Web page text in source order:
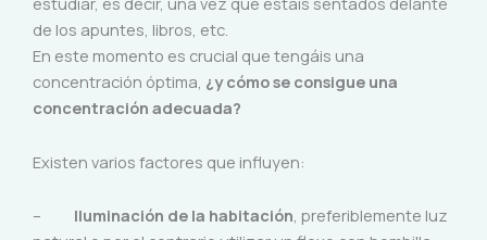
de los apuntes, libros, etc.
En este momento es crucial que tengáis una
concentración óptima, ¿y cómo se consigue una
concentración adecuada?
Existen varios factores que influyen:
– Iluminación de la habitación, preferiblemente luz